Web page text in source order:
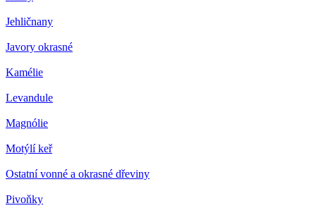
Jehličnany
Javory okrasné
Kamélie
Levandule
Magnólie
Motýlí keř
Ostatní vonné a okrasné dřeviny
Pivoňky